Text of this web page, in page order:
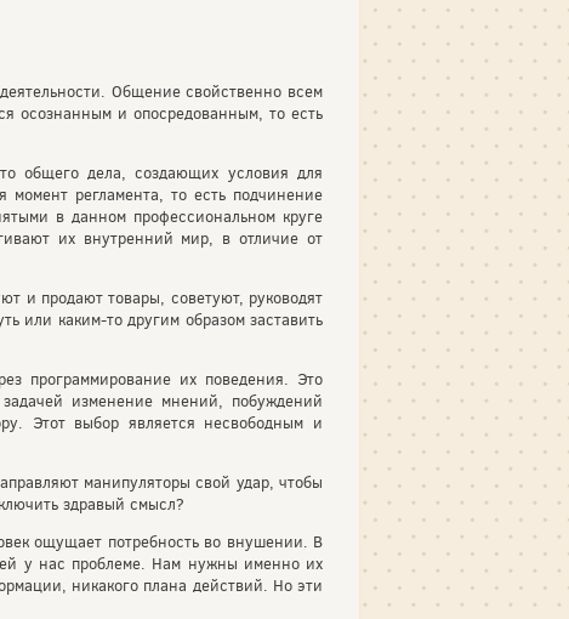
Общение свойственно всем
осознанным и опосредованным, то есть
общего дела, создающих условия для
регламента, то есть подчинение
в данном профессиональном круге
их внутренний мир, в отличие от
и продают товары, советуют, руководят
или каким-то другим образом заставить
программирование их поведения. Это
изменение мнений, побуждений
Этот выбор является несвободным и
манипуляторы свой удар, чтобы
здравый смысл?
ощущает потребность во внушении. В
у нас проблеме. Нам нужны именно их
никакого плана действий. Но эти